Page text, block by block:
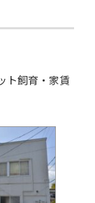
飼育・家賃